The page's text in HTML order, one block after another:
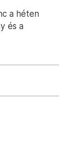
a héten
és a